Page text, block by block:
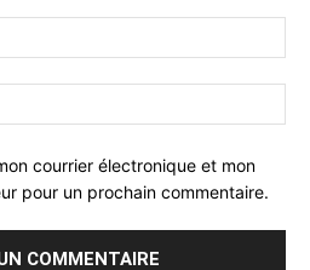
courrier électronique et mon
pour un prochain commentaire.